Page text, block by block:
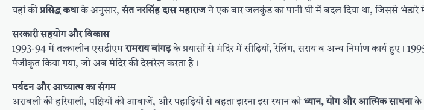
यहां कीप्रसिद्ध कथाके अनुसार,संत नरसिंह दास महाराजने एक बार जलकुंड का पानी घी में बदल दिया था, जिससे भंडारे
सरकारी सहयोग और विकास
1993-94 में तत्कालीन एसडीएमरामराय बांगड़के प्रयासों से मंदिर में सीढ़ियों, रेलिंग, सराय व अन्य निर्माण कार्य हुए।
पंजीकृत किया गया, जो अब मंदिर की देखरेख करता है।
पर्यटन और आध्यात्म का संगम
अरावली की हरियाली, पक्षियों की आवाजें, और पहाड़ियों से बहता झरना इस स्थान को ध्यान, योग और आत्मिक साधनाके